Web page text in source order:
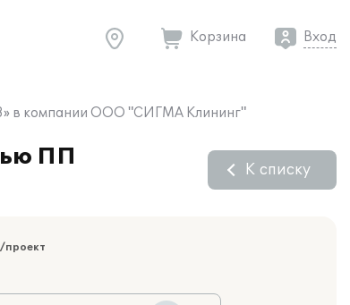
Корзина Вход
8» в компании ООО "СИГМА Клининг"
ПП
К списку
проект